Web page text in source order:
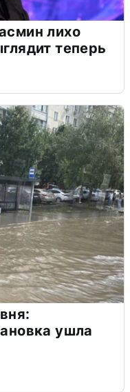
лихо
теперь
ушла